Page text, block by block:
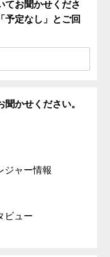
てお聞かせくださ
予定なし」とご回
かせください。
ジャー情報
ビュー